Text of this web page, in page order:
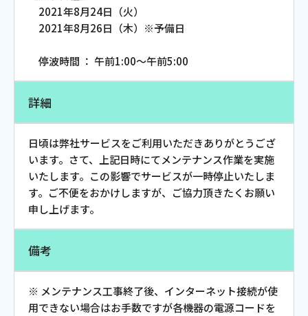
お電話でのお問い合わせ
受付時間：9:30〜18:00 年中無休
おトクなプラン
パンフレット・チラシ
2021年8月24日（火）
2021年8月26日（木）※予備日
停波時間 ： 午前1:00～午前5:00
詳細
日頃は弊社サービスをご利用いただきありがとうござ
います。さて、上記日時にてメンテナンス作業を実施
いたします。この影響でサービスが一時停止いたしま
す。ご不便をおかけしますが、ご協力頂きたくお願い
申し上げます。
備考
※ メンテナンス工事終了後、インターネット接続が使
用できない場合はお手数ですが各機器の電源コードを